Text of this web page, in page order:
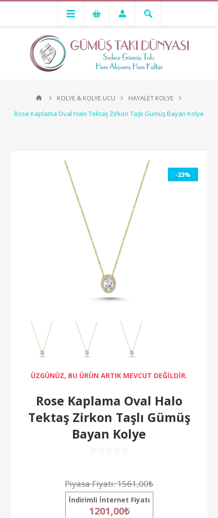
KOLYE & KOLYE UCU
HAYALET KOLYE
Rose Kaplama Oval Halo Tektaş Zirkon Taşlı Gümüş Bayan Kolye
-23%
ÜZGÜNÜZ, BU ÜRÜN ARTIK MEVCUT DEĞİLDİR.
Rose Kaplama Oval Halo
Tektaş Zirkon Taşlı Gümüş
Bayan Kolye
Piyasa Fiyatı:1561,00₺
İndirimli İnternet Fiyatı
1201,00₺